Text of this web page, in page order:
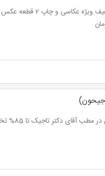
دکتر تاجیک تا 85% تخفیف و پرداخت از 3,000 تومان